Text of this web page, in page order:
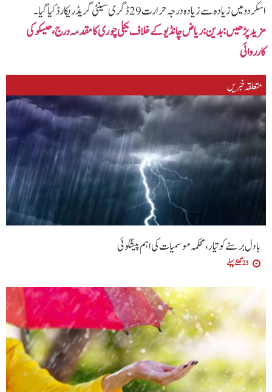
اسکردو میں زیادہ سے زیادہ درجہ حرارت 29 ڈگری سینٹی گریڈ ریکارڈ کیا گیا۔
مزید پڑھیں: بدین: ریاض چانڈیو کے خلاف بجلی چوری کا مقدمہ درج، حیسکو کی
کارروائی
متعلقہ خبریں
بادل برسنے کو تیار، محکمہ موسمیات کی اہم پیشگوئی
23 گھنٹے پہلے